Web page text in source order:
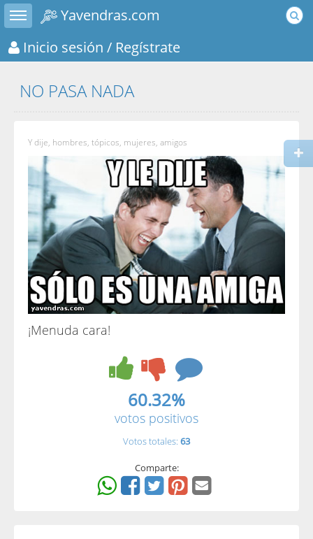
Toggle sidebar
Yavendras.com
Inicio sesión / Regístrate
NO PASA NADA
Y dije, hombres, tópicos, mujeres, amigos
¡Menuda cara!
60.32%
votos positivos
Votos totales: 63
Comparte: